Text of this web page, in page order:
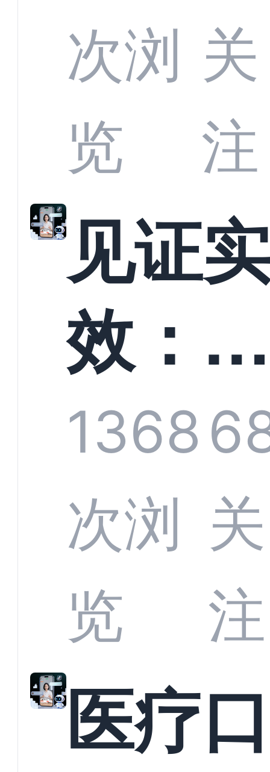
部供应
商深度
解析：
螳螂科
技何以
定义行
业标
准？
次浏
览
关
注
见证实
效：螳
螂科技
CRM
何助力
教育机
1368
次浏
览
关
注
医疗口